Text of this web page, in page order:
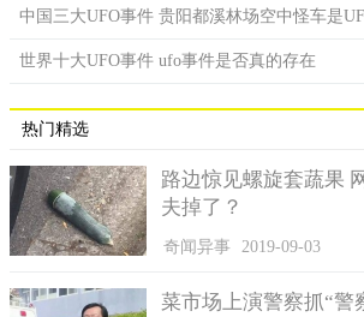
搜索失踪地铁
警局在接到报案后立即派人员前往地铁
首先由地铁工作人员及警察组成一个调查小
控。时间过得相当的快，大半天的时间过去
是始终未见到失踪的地铁及乘客。难道地铁
消失于地铁线路上？这条线路已经开通运行
没有遇到像现在这样的情况，连事故都没有
安全的。
中国三大UFO事件 贵阳都溪林场空中怪车是
世界十大UFO事件 ufo事件是否真的存在
热门精选
路边惊见螺旋套蔬果
夫掉了？
奇闻异事 2019-09-03
菜市场上演警察抓“警